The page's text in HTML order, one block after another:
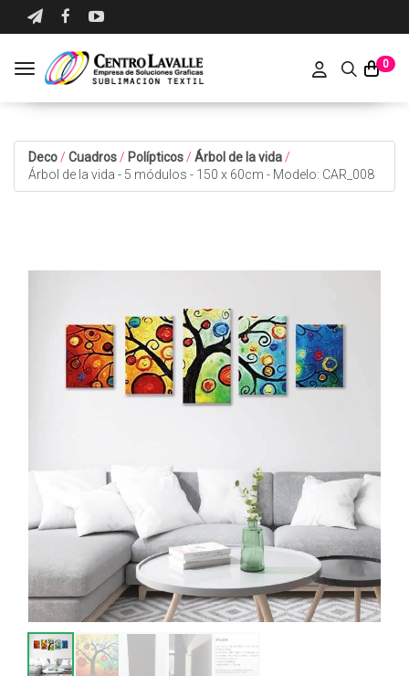
0
Toggle navigation
Deco / Cuadros / Polípticos / Árbol de la vida /
Árbol de la vida - 5 módulos - 150 x 60cm - Modelo: CAR_008